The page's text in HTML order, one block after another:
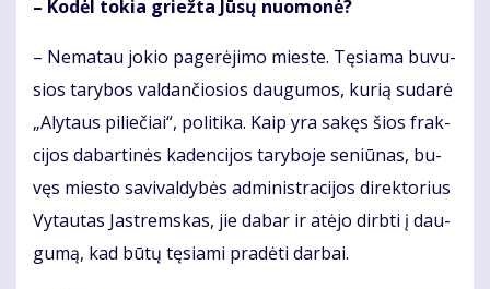
– Ko­dėl to­kia griež­ta Jū­sų nuo­mo­nė?
– Ne­ma­tau jo­kio pa­ge­rė­ji­mo mies­te. Tę­sia­ma bu­vu­
sios ta­ry­bos val­dan­čio­sios dau­gu­mos, ku­rią su­da­rė
„Aly­taus pi­lie­čiai“, po­li­ti­ka. Kaip yra sa­kęs šios frak­
ci­jos da­bar­ti­nės ka­den­ci­jos ta­ry­bo­je se­niū­nas, bu­
vęs mies­to sa­vi­val­dy­bės ad­mi­nist­ra­ci­jos di­rek­to­rius
Vy­tau­tas Jast­rems­kas, jie da­bar ir at­ėjo dirb­ti į dau­
gu­mą, kad bū­tų tę­sia­mi pra­dė­ti dar­bai.